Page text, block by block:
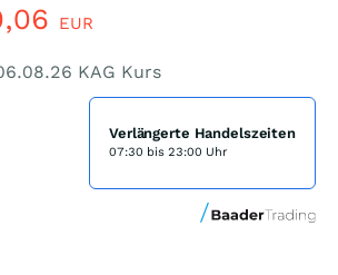
EUR
KAG Kurs
Verlängerte Handelszeiten
07:30 bis 23:00 Uhr